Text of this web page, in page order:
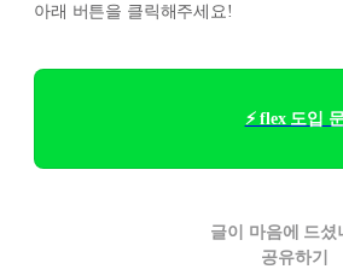
아래 버튼을 클릭해주세요!
⚡ flex 도입
글이 마음에 드셨
공유하기